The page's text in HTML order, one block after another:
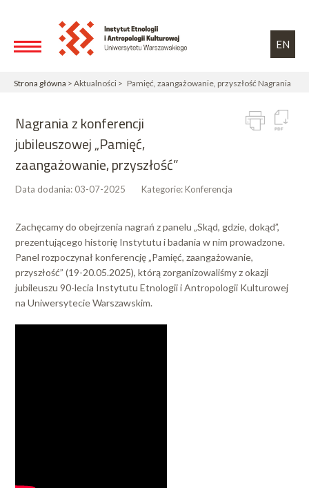
EN
Strona główna > Aktualności > Pamięć, zaangażowanie, przyszłość Nagrania
Nagrania z konferencji
jubileuszowej „Pamięć,
zaangażowanie, przyszłość”
Data dodania: 03-07-2025 Kategorie:Konferencja
Zachęcamy do obejrzenia nagrań z panelu „Skąd, gdzie, dokąd”,
prezentującego historię Instytutu i badania w nim prowadzone.
Panel rozpoczynał konferencję „Pamięć, zaangażowanie,
przyszłość” (19-20.05.2025), którą zorganizowaliśmy z okazji
jubileuszu 90-lecia Instytutu Etnologii i Antropologii Kulturowej
na Uniwersytecie Warszawskim.